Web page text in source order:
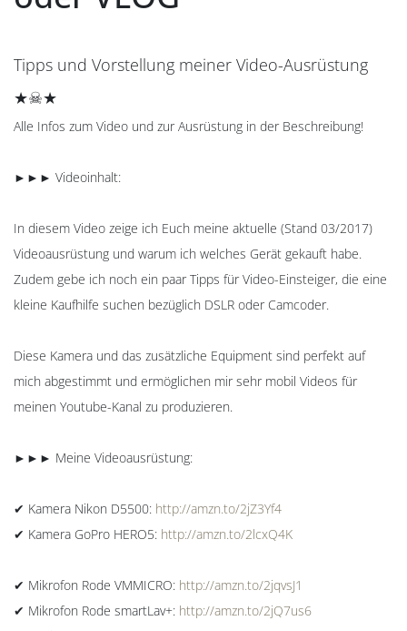
Tipps und Vorstellung meiner Video-Ausrüstung
★☠★
Alle Infos zum Video und zur Ausrüstung in der Beschreibung!
►►► Videoinhalt:
In diesem Video zeige ich Euch meine aktuelle (Stand 03/2017)
Videoausrüstung und warum ich welches Gerät gekauft habe.
Zudem gebe ich noch ein paar Tipps für Video-Einsteiger, die eine
kleine Kaufhilfe suchen bezüglich DSLR oder Camcoder.
Diese Kamera und das zusätzliche Equipment sind perfekt auf
mich abgestimmt und ermöglichen mir sehr mobil Videos für
meinen Youtube-Kanal zu produzieren.
►►► Meine Videoausrüstung:
✔ Kamera Nikon D5500: http://amzn.to/2jZ3Yf4
✔ Kamera GoPro HERO5: http://amzn.to/2lcxQ4K
✔ Mikrofon Rode VMMICRO: http://amzn.to/2jqvsJ1
✔ Mikrofon Rode smartLav+: http://amzn.to/2jQ7us6